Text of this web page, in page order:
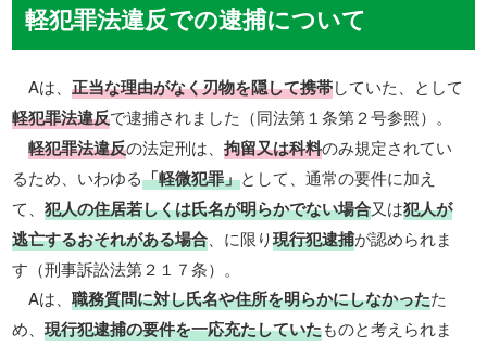
軽犯罪法違反での逮捕について
Aは、正当な理由がなく刃物を隠して携帯していた、として
軽犯罪法違反で逮捕されました（同法第１条第２号参照）。
軽犯罪法違反の法定刑は、拘留又は科料のみ規定されてい
るため、いわゆる「軽微犯罪」として、通常の要件に加え
て、犯人の住居若しくは氏名が明らかでない場合又は犯人が
逃亡するおそれがある場合、に限り現行犯逮捕が認められま
す（刑事訴訟法第２１７条）。
Aは、職務質問に対し氏名や住所を明らかにしなかったた
め、現行犯逮捕の要件を一応充たしていたものと考えられま